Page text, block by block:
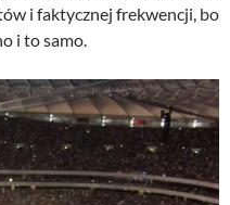
i faktycznej frekwencji, bo
i to samo.